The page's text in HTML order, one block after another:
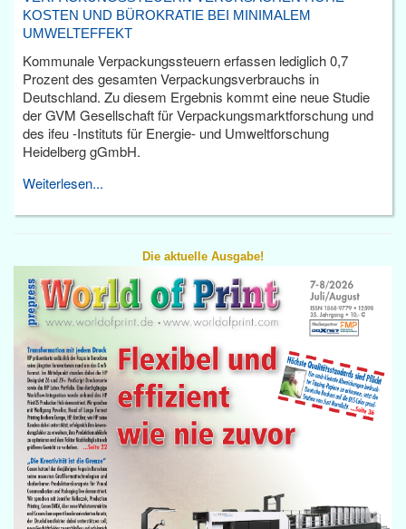
KOSTEN UND BÜROKRATIE BEI MINIMALEM
UMWELTEFFEKT
Kommunale Verpackungssteuern erfassen lediglich 0,7
Prozent des gesamten Verpackungsverbrauchs in
Deutschland. Zu diesem Ergebnis kommt eine neue Studie
der GVM Gesellschaft für Verpackungsmarktforschung und
des ifeu -Instituts für Energie- und Umweltforschung
Heidelberg gGmbH.
Weiterlesen...
Die aktuelle Ausgabe!